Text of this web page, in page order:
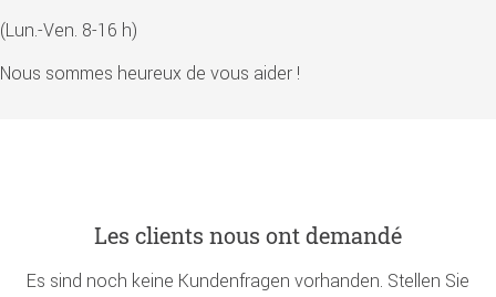
(Lun.-Ven. 8-16 h)
Nous sommes heureux de vous aider !
Les clients nous ont demandé
Es sind noch keine Kundenfragen vorhanden. Stellen Sie